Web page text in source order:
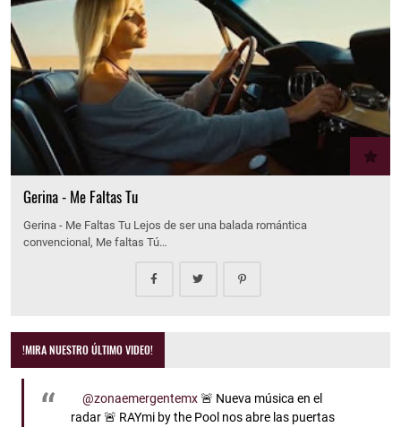
Gerina - Me Faltas Tu
Gerina - Me Faltas Tu Lejos de ser una balada romántica
convencional, Me faltas Tú…
!MIRA NUESTRO ÚLTIMO VIDEO!
@zonaemergentemx🚨 Nueva música en el
radar 🚨 RAYmi by the Pool nos abre las puertas